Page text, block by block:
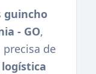
guincho
- GO,
de